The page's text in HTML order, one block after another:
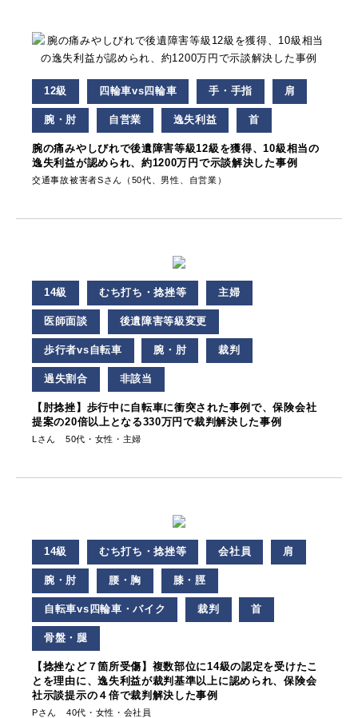
12級 四輪車vs四輪車 手・手指 肩
腕・肘 自営業 逸失利益 首
腕の痛みやしびれで後遺障害等級12級を獲得、10級相当の
逸失利益が認められ、約1200万円で示談解決した事例
交通事故被害者Sさん（50代、男性、自営業）
14級 むち打ち・捻挫等 主婦
医師面談 後遺障害等級変更
歩行者vs自転車 腕・肘 裁判
過失割合 非該当
【肘捻挫】歩行中に自転車に衝突された事例で、保険会社
提案の20倍以上となる330万円で裁判解決した事例
Lさん 50代・女性・主婦
14級 むち打ち・捻挫等 会社員 肩
腕・肘 腰・胸 膝・脛
自転車vs四輪車・バイク 裁判 首
骨盤・腿
【捻挫など７箇所受傷】複数部位に14級の認定を受けたこ
とを理由に、逸失利益が裁判基準以上に認められ、保険会
社示談提示の４倍で裁判解決した事例
Pさん 40代・女性・会社員